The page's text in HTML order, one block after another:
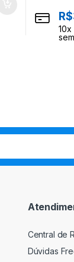
R$
10x
Central de
Dúvidas